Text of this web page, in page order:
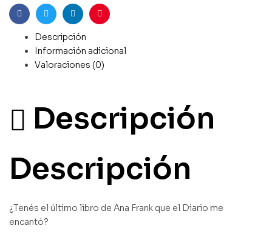
FacebookGorjeoLinkedInPinterest
Descripción
Información adicional
Valoraciones (0)
Descripción
Descripción
¿Tenés el último libro de Ana Frank que el Diario me
encantó?